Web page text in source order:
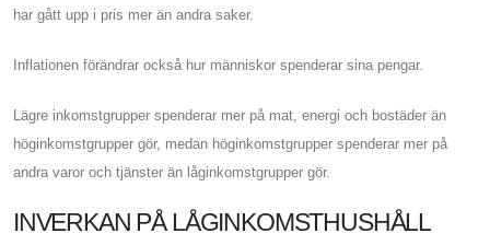
har gått upp i pris mer än andra saker.
Inflationen förändrar också hur människor spenderar sina pengar.
Lägre inkomstgrupper spenderar mer på mat, energi och bostäder än
höginkomstgrupper gör, medan höginkomstgrupper spenderar mer på
andra varor och tjänster än låginkomstgrupper gör.
INVERKAN PÅ LÅGINKOMSTHUSHÅLL